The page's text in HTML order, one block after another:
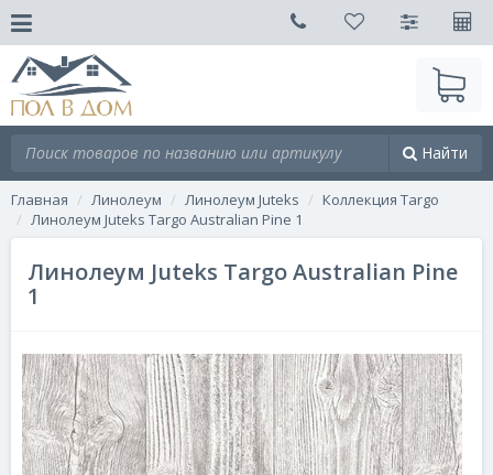
Найти
Главная Линолеум Линолеум Juteks
Коллекция Targo
Линолеум Juteks Targo Australian Pine 1
Линолеум Juteks Targo Australian Pine
1